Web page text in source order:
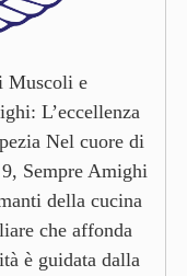
Muscoli e
L’eccellenza
Nel cuore di
Sempre Amighi
della cucina
che affonda
è guidata dalla